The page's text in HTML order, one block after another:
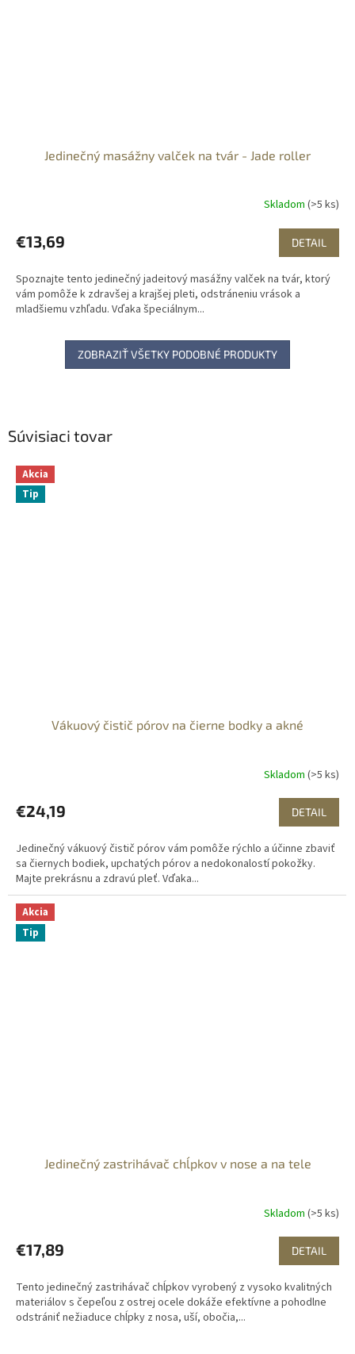
Súvisiaci tovar
Akcia
Tip
Vákuový čistič pórov na čierne bodky a akné
Skladom (>5 ks)
€24,19 DETAIL
Jedinečný vákuový čistič pórov vám pomôže rýchlo a účinne zbaviť
sa čiernych bodiek, upchatých pórov a nedokonalostí pokožky.
Majte prekrásnu a zdravú pleť. Vďaka...
Akcia
Tip
Jedinečný zastrihávač chĺpkov v nose a na tele
Skladom (>5 ks)
€17,89 DETAIL
Tento jedinečný zastrihávač chĺpkov vyrobený z vysoko kvalitných
materiálov s čepeľou z ostrej ocele dokáže efektívne a pohodlne
odstrániť nežiaduce chĺpky z nosa, uší, obočia,...
Jedinečný masážny valček na tvár - Jade roller
Skladom (>5 ks)
€13,69 DETAIL
Spoznajte tento jedinečný jadeitový masážny valček na tvár, ktorý
vám pomôže k zdravšej a krajšej pleti, odstráneniu vrások a
mladšiemu vzhľadu. Vďaka špeciálnym...
ZOBRAZIŤ VŠETKY PODOBNÉ PRODUKTY